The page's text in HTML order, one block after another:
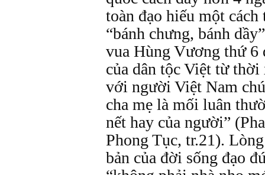
toàn đạo hiếu một
“bánh chưng, bánh
vua Hùng Vương thứ 6
của dân tộc Việt từ
với người Việt Nam
cha mẹ là mối luân
nết hay của người”
Phong Tục, tr.21).
bản của đời sống đạo